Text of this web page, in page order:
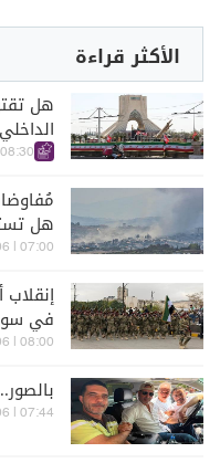
الأكثر قراءة
هل
08:30 | 2026-08-06
هل
07:00 | 2026-08-06
في
08:00 | 2026-08-06
07:44 | 2026-08-06